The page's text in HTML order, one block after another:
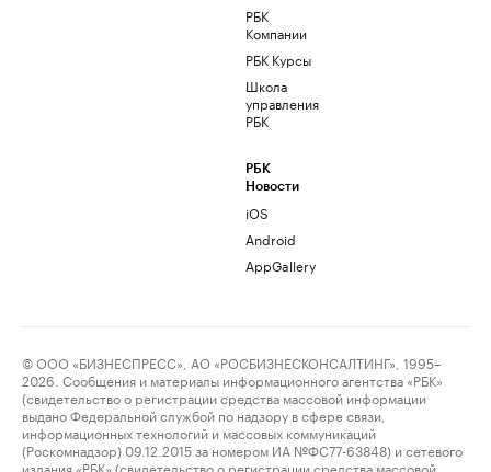
РБК
Компании
РБК Курсы
Школа
управления
РБК
РБК
Новости
iOS
Android
AppGallery
© ООО «БИЗНЕСПРЕСС», АО «РОСБИЗНЕСКОНСАЛТИНГ», 1995–
2026. Сообщения и материалы информационного агентства «РБК»
(свидетельство о регистрации средства массовой информации
выдано Федеральной службой по надзору в сфере связи,
информационных технологий и массовых коммуникаций
(Роскомнадзор) 09.12.2015 за номером ИА №ФС77-63848) и сетевого
издания «РБК» (свидетельство о регистрации средства массовой